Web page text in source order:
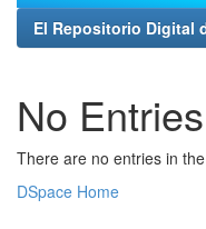
El Repositorio Digital
No
There are no entries in
DSpace Home